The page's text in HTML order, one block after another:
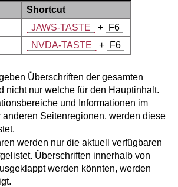
Shortcut
JAWS-TASTE +
F6
NVDA-TASTE + F6
Überschriften der gesamten
nicht nur welche für den Hauptinhalt.
und Informationen im
anderen Seitenregionen, werden diese
werden nur die aktuell verfügbaren
Überschriften innerhalb von
werden könnten, werden